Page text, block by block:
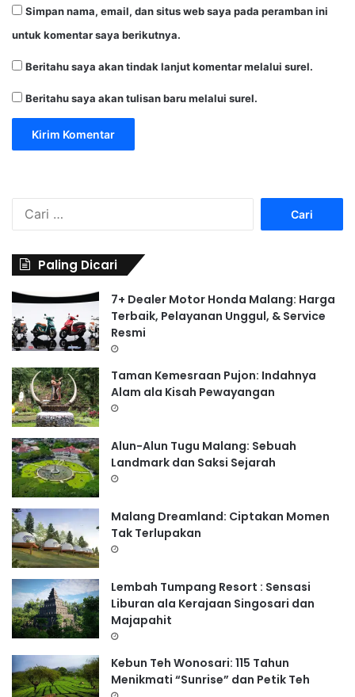
Simpan nama, email, dan situs web saya pada peramban ini
untuk komentar saya berikutnya.
Beritahu saya akan tindak lanjut komentar melalui surel.
Beritahu saya akan tulisan baru melalui surel.
t
u
Paling Dicari
7+ Dealer Motor Honda Malang: Harga
Terbaik, Pelayanan Unggul, & Service
Resmi
Taman Kemesraan Pujon: Indahnya
Alam ala Kisah Pewayangan
Alun-Alun Tugu Malang: Sebuah
Landmark dan Saksi Sejarah
Malang Dreamland: Ciptakan Momen
Tak Terlupakan
Lembah Tumpang Resort : Sensasi
Liburan ala Kerajaan Singosari dan
Majapahit
Kebun Teh Wonosari: 115 Tahun
Menikmati “Sunrise” dan Petik Teh